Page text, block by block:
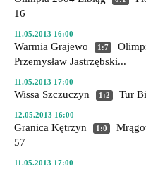
16
11.05.2013 16:00
Warmia Grajewo 1:7
Przemysław Jastrzębski...
11.05.2013 17:00
Wissa Szczuczyn 1:2 Tur
12.05.2013 16:00
Granica Kętrzyn 1:0
57
11.05.2013 17:00